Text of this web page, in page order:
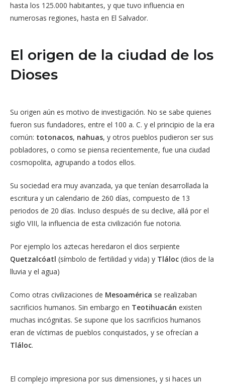
hasta los 125.000 habitantes, y que tuvo influencia en
numerosas regiones, hasta en El Salvador.
El origen de la ciudad de los
Dioses
Su origen aún es motivo de investigación. No se sabe quienes
fueron sus fundadores, entre el 100 a. C. y el principio de la era
común: totonacos, nahuas, y otros pueblos pudieron ser sus
pobladores, o como se piensa recientemente, fue una ciudad
cosmopolita, agrupando a todos ellos.
Su sociedad era muy avanzada, ya que tenían desarrollada la
escritura y un calendario de 260 días, compuesto de 13
periodos de 20 días. Incluso después de su declive, allá por el
siglo VIII, la influencia de esta civilización fue notoria.
Por ejemplo los aztecas heredaron el dios serpiente
Quetzalcóatl (símbolo de fertilidad y vida) y Tláloc (dios de la
lluvia y el agua)
Como otras civilizaciones de Mesoamérica se realizaban
sacrificios humanos. Sin embargo en Teotihuacán existen
muchas incógnitas. Se supone que los sacrificios humanos
eran de víctimas de pueblos conquistados, y se ofrecían a
Tláloc.
El complejo impresiona por sus dimensiones, y si haces un